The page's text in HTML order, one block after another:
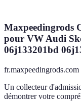
Maxpeedingrods
pour VW Audi
06j133201bd
fr.maxpeedingrods.com
Un collecteur
démontrer votre